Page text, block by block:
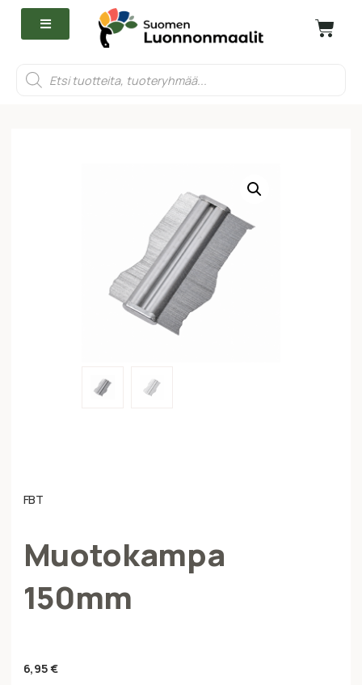
FBT
Muotokampa
150mm
6,95€